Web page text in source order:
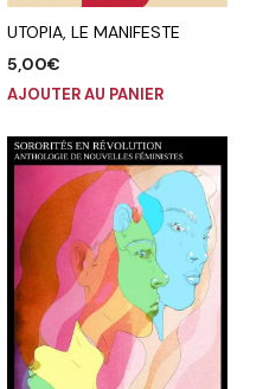
UTOPIA, LE MANIFESTE
5,00€
AJOUTER AU PANIER